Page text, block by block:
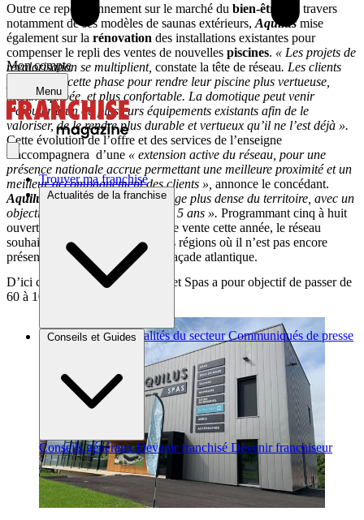
Mon compte
Menu
Trouver ma franchise
Actualités de la franchise
Brèves et actus Actualités du secteur Communiqués de presse
Conseils et Guides
Conseils généraux Devenir franchisé Devenir franchiseur
Outre ce repositionnement sur le marché du bien-être
, au travers
notamment de ses modèles de saunas extérieurs, Aquilusmise
également sur la rénovation des installations existantes pour
compenser le repli des ventes de nouvelles piscines. « Les projets de
revalorisation se multiplient, constate la tête de réseau. Les clients
profitent de cette phase pour rendre leur piscine plus vertueuse,
mieux équipée, et plus confortable. La domotique peut venir
s’ajouter à un ou plusieurs équipements existants afin de le
valoriser, de le rendre plus durable et vertueux qu’il ne l’est déjà ».
Cette évolution de l’offre et des services de l’enseigne
s’accompagnera d’une « extension active du réseau, pour une
présence nationale accrue permettant une meilleure proximité et un
meilleur accompagnement des clients », annonce le concédant.
Aquilusvise en effet« un maillage plus dense du territoire, avec un
objectif de 100
d’ici 5 ans ». Programmant cinq à huit
ouvertures de nouveaux points de vente cette année, le réseau
souhaite en particulier couvrir les régions où il n’est pas encore
présent, comme par exemple la façade atlantique.
D’ici cinq ans, Aquilus Piscines et Spas a pour objectif de passer de
60 à 100 concessions